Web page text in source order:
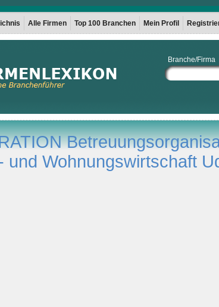
Alle Firmen Top 100 Branchen Mein Profil
Branche/Firma
und Wohnungswirtschaft